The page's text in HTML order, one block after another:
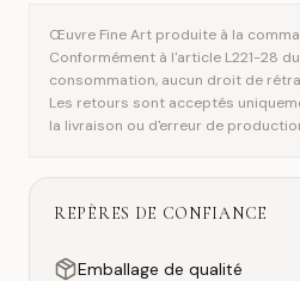
Œuvre Fine Art produite à la
Conformément à l'article L221-28
consommation, aucun droit de
Les retours sont acceptés
la livraison ou d'erreur de
REPÈRES DE CONFIANCE
Emballage de qualité